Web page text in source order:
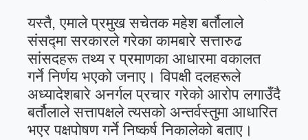
यस्तै, एमाले प्रमुख सचेतक महेश बर्तौलाले
संसद्मा सरकारले गरेका कामबारे सत्तारुढ
सांसदहरू तथ्य र प्रमाणका आधारमा वकालत
गर्ने निर्णय भएको जनाए। विपक्षी दलहरूले
अध्यादेशबारे अनर्गल प्रचार गरेको आरोप लगाउँदै
बर्तौलाले सत्तापक्षले त्यसको अन्तर्वस्तुमा आधारित
भएर पक्षपोषण गर्ने निष्कर्ष निकालेको बताए।